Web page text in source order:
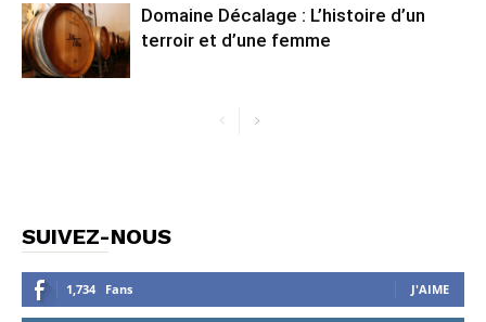
Domaine Décalage : L’histoire d’un
terroir et d’une femme
SUIVEZ-NOUS
1,734 Fans J'AIME